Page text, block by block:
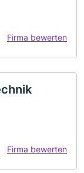
Firma bewerten
Firma bewerten